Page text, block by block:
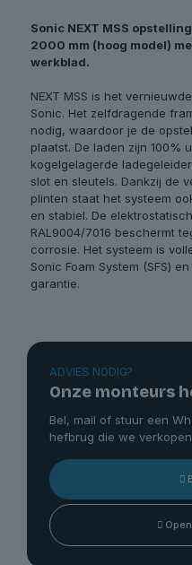
Sonic NEXT MSS
2000 mm (hoog model)
werkblad.
NEXT MSS is het
Sonic. Het zelfdragende
nodig, waardoor je de
plaatst. De laden zijn 100%
kogelgelagerde
slot en sleutels. Dankzij de
plinten staat het systeem
en stabiel. De
RAL9004/7016 beschermt
corrosie. Het systeem is
Sonic Foam System (SFS)
garantie.
ADVIES NODIG?
Onze monteurs
Bel, mail of stuur een
hefbrug die we